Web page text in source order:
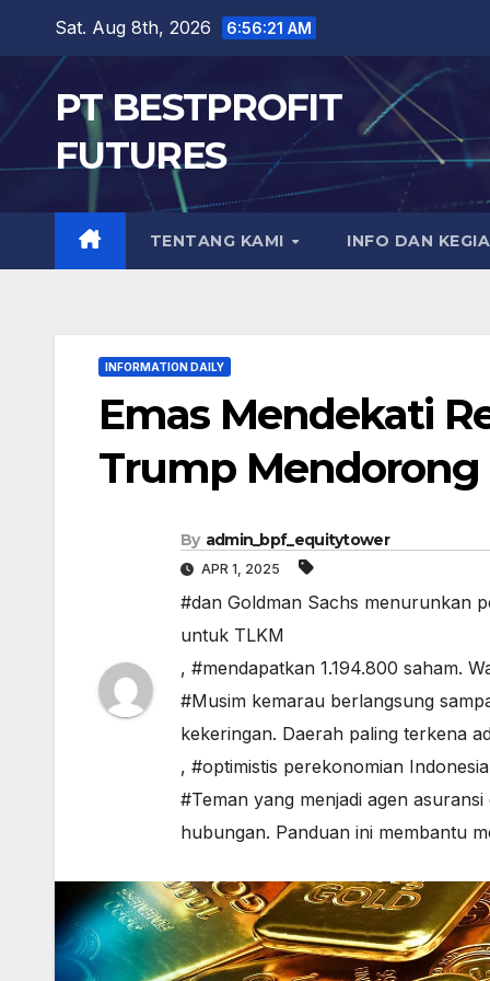
content
Sat. Aug 8th, 2026 6:56:23 AM
PT BESTPROFIT
FUTURES
TENTANG KAMI INFO DAN
INFORMATION DAILY
Emas Mendekati
Trump Mendorong
By admin_bpf_equitytower
APR 1, 2025
#dan Goldman Sachs menurunkan
untuk TLKM
, #mendapatkan 1.194.800 saham.
#Musim kemarau berlangsung
kekeringan. Daerah paling terkena
, #optimistis perekonomian
#Teman yang menjadi agen
hubungan. Panduan ini membantu